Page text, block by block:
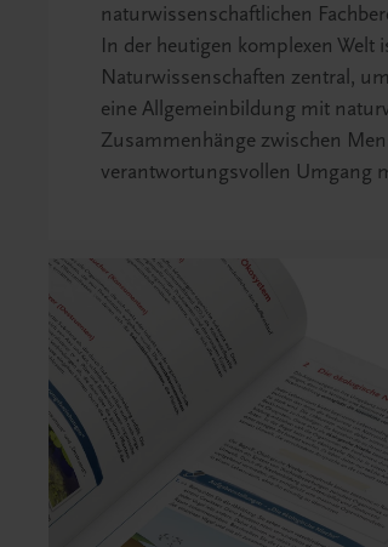
naturwissenschaftlichen
In der heutigen komplexen Welt
Naturwissenschaften zentral,
eine Allgemeinbildung mit
Zusammenhänge zwischen
verantwortungsvollen Umgang